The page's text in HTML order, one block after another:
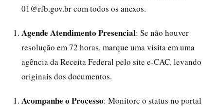
01@rfb.gov.br com todos os anexos.
Agende Atendimento Presencial: Se não houver
resolução em 72 horas, marque uma visita em uma
agência da Receita Federal pelo site e-CAC, levando
originais dos documentos.
Acompanhe o Processo: Monitore o status no portal